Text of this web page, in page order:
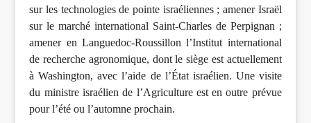
sur les technologies de pointe israéliennes ; amener Israël
sur le marché international Saint-Charles de Perpignan ;
amener en Languedoc-Roussillon l’Institut international
de recherche agronomique, dont le siège est actuellement
à Washington, avec l’aide de l’État israélien. Une visite
du ministre israélien de l’Agriculture est en outre prévue
pour l’été ou l’automne prochain.